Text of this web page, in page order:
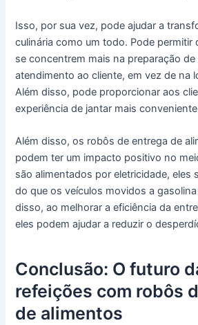
Isso, por sua vez, pode ajudar a
culinária como um todo. Pode permitir
se concentrem mais na preparação
atendimento ao cliente, em vez de na
Além disso, pode proporcionar aos
experiência de jantar mais
Além disso, os robôs de entrega de
podem ter um impacto positivo no
são alimentados por eletricidade, eles
do que os veículos movidos a
disso, ao melhorar a eficiência da
eles podem ajudar a reduzir o
Conclusão: O futuro
refeições com robôs
de alimentos